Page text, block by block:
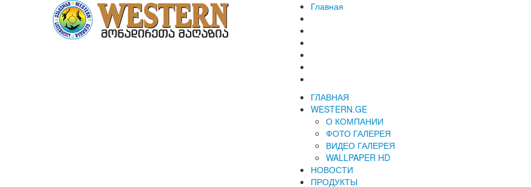
Главная
ГЛАВНАЯ
WESTERN.GE
О КОМПАНИИ
ФОТО ГАЛЕРЕЯ
ВИДЕО ГАЛЕРЕЯ
WALLPAPER HD
НОВОСТИ
ПРОДУКТЫ